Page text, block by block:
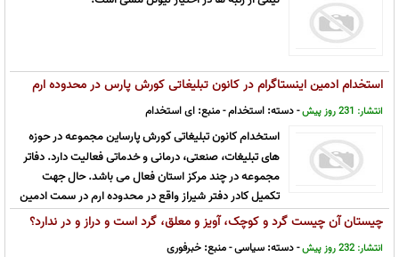
استخدام ادمین اینستاگرام در کانون تبلیغاتی کورش پارس در محدوده ارم
فارس
انتشار: 231 روز پیش - دسته: استخدام- منبع: ای استخدام
استخدام کانون تبلیغاتی کورش پارساین مجموعه در حوزه
های تبلیغات، صنعتی، درمانی و خدماتی فعالیت دارد. دفاتر
مجموعه در چند مرکز استان فعال می باشد. حال جهت
تکمیل کادر دفتر شیراز واقع در محدوده ارم در سمت ادمین
اینستاگرام از کارجویان دعوت به مصاحبه می نماید.
چیستان آن چیست گرد و کوچک، آویز و معلق، گرد است و دراز و در ندارد؟
انتشار: 232 روز پیش - دسته: سیاسی- منبع: خبرفوری